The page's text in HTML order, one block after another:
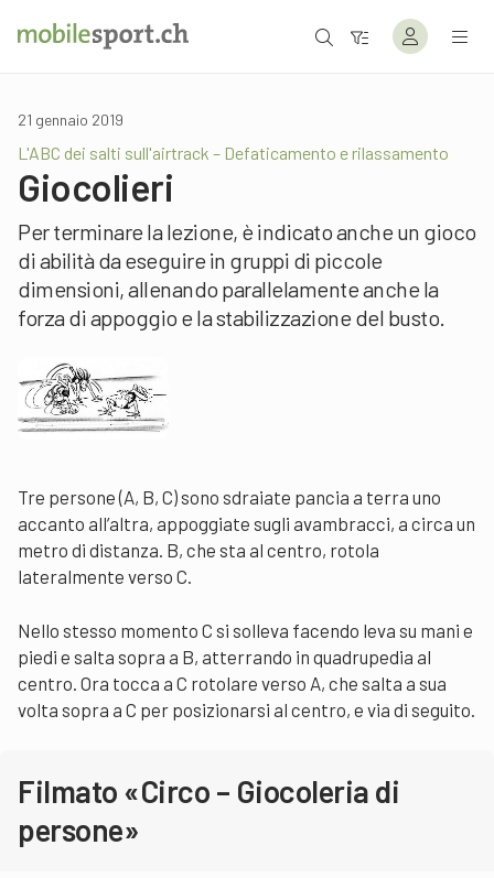
21 gennaio 2019
L'ABC dei salti sull'airtrack – Defaticamento e rilassamento
Giocolieri
Per terminare la lezione, è indicato anche un gioco
di abilità da eseguire in gruppi di piccole
dimensioni, allenando parallelamente anche la
forza di appoggio e la stabilizzazione del busto.
Tre persone (A, B, C) sono sdraiate pancia a terra uno
accanto all’altra, appoggiate sugli avambracci, a circa un
metro di distanza. B, che sta al centro, rotola
lateralmente verso C.
Nello stesso momento C si solleva facendo leva su mani e
piedi e salta sopra a B, atterrando in quadrupedia al
centro. Ora tocca a C rotolare verso A, che salta a sua
volta sopra a C per posizionarsi al centro, e via di seguito.
Filmato «Circo – Giocoleria di
persone»